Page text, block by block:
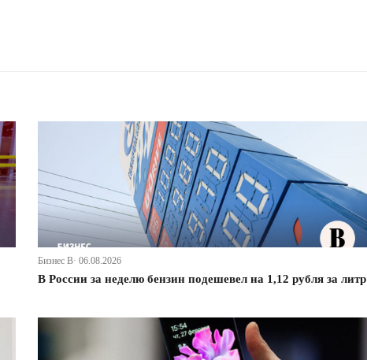
Бизнес В· 06.08.2026
В России за неделю бензин подешевел на 1,12 рубля за литр